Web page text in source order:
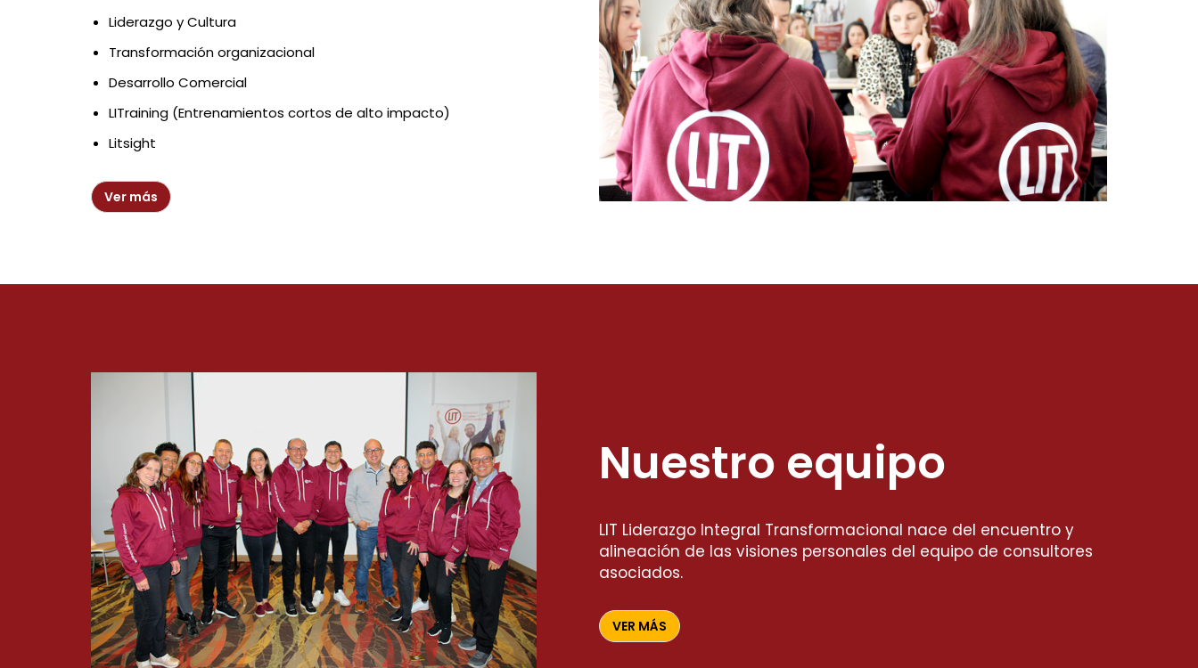
Liderazgo y Cultura
Transformación organizacional
Desarrollo Comercial
LITraining (Entrenamientos cortos de alto impacto)
Litsight
Ver más
Nuestro equipo
LIT Liderazgo Integral Transformacional nace del encuentro y
alineación de las visiones personales del equipo de consultores
asociados.
VER MÁS